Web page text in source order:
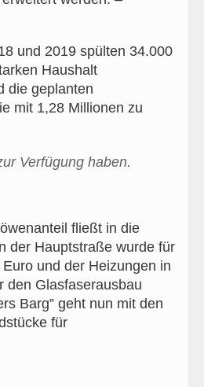
und 2019 spülten 34.000
Haushalt
die geplanten
mit 1,28 Millionen zu
Verfügung haben.
fließt in die
der Hauptstraße wurde für
und der Heizungen in
den Glasfaserausbau
Barg” geht nun mit den
für